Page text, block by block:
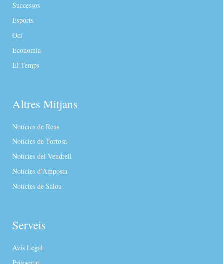
Successos
Esports
Oci
Economia
El Temps
Altres Mitjans
Notícies de Reus
Notícies de Tortosa
Notícies del Vendrell
Notícies d’Amposta
Notícies de Salou
Serveis
Avís Legal